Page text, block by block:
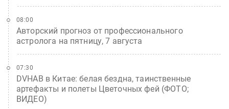
Авторский прогноз от профессионального
астролога на пятницу, 7 августа
08:00
DVHAB в Китае: белая бездна, таинственные
артефакты и полеты Цветочных фей (ФОТО;
ВИДЕО)
07:30